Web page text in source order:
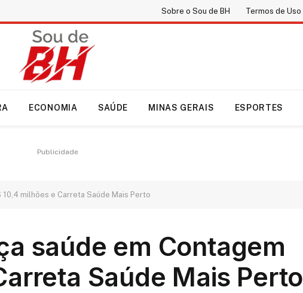
Sobre o Sou de BH Termos de Uso
ECONOMIA SAÚDE MINAS GERAIS ESPORTES
Publicidade
milhões e Carreta Saúde Mais Perto
saúde em Contagem
Saúde Mais Perto